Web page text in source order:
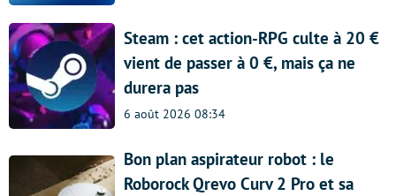
Steam : cet action-RPG culte à 20 €
vient de passer à 0 €, mais ça ne
durera pas
6 août 2026 08:34
Bon plan aspirateur robot : le
Roborock Qrevo Curv 2 Pro et sa